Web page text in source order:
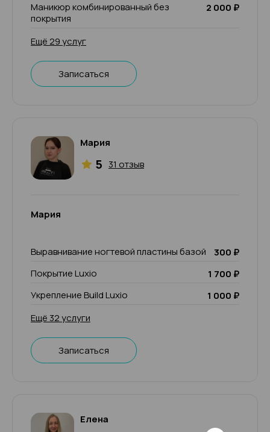
Маникюр комбинированный без
покрытия
2 000 ₽
Ещё 29 услуг
Записаться
Мария
5 31 отзыв
Мария
Выравнивание ногтевой пластины базой
300 ₽
Покрытие Luxio
1 700 ₽
Укрепление Build Luxio
1 000 ₽
Ещё 32 услуги
Записаться
Елена